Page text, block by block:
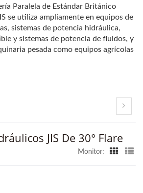
Paralela de Estándar Británico
se utiliza ampliamente en equipos de
sistemas de potencia hidráulica,
y sistemas de potencia de fluidos, y
pesada como equipos agrícolas
JIS De 30° Flare
Monitor: